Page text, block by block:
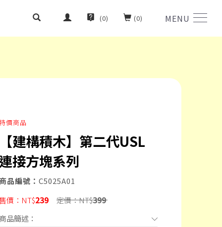
MENU
(0)
(0)
價商品
建構積木】第二代USL
接方塊系列
品編號： C5025A01
價： NT$239 定價：NT$399
品簡述：